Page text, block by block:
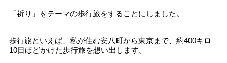
「祈り」をテーマの歩行旅をすることにしました。
歩行旅といえば、私が住む安八町から東京まで、約400キロ
10日ほどかけた歩行旅を想い出します。